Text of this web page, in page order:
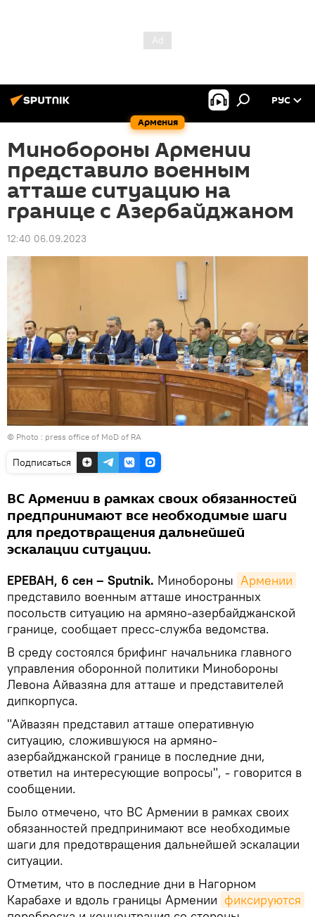
Армения
РУС
Минобороны Армении
представило военным
атташе ситуацию на
границе с Азербайджаном
12:40 06.09.2023
© Photo : press office of MoD of RA
Подписаться
ВС Армении в рамках своих обязанностей
предпринимают все необходимые шаги
для предотвращения дальнейшей
эскалации ситуации.
ЕРЕВАН, 6 сен – Sputnik. Минобороны Армении
представило военным атташе иностранных
посольств ситуацию на армяно-азербайджанской
границе, сообщает пресс-служба ведомства.
В среду состоялся брифинг начальника главного
управления оборонной политики Минобороны
Левона Айвазяна для атташе и представителей
дипкорпуса.
"Айвазян представил атташе оперативную
ситуацию, сложившуюся на армяно-
азербайджанской границе в последние дни,
ответил на интересующие вопросы", - говорится в
сообщении.
Было отмечено, что ВС Армении в рамках своих
обязанностей предпринимают все необходимые
шаги для предотвращения дальнейшей эскалации
ситуации.
Отметим, что в последние дни в Нагорном
Карабахе и вдоль границы Армении фиксируются